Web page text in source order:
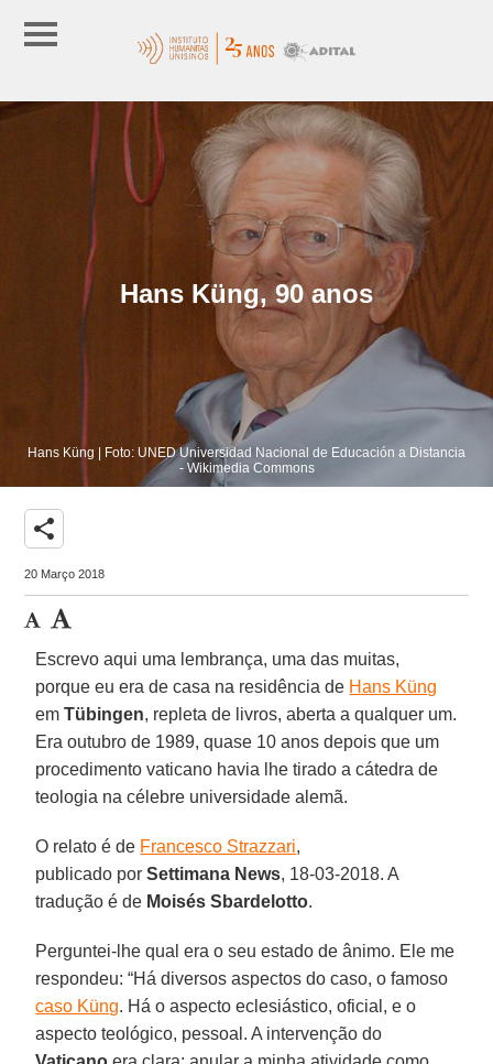
Hans Küng, 90 anos
Hans Küng | Foto: UNED Universidad Nacional de Educación a Distancia
- Wikimedia Commons
share
20 Março 2018
Escrevo aqui uma lembrança, uma das muitas,
porque eu era de casa na residência de Hans Küng
emTübingen, repleta de livros, aberta a qualquer um.
Era outubro de 1989, quase 10 anos depois que um
procedimento vaticano havia lhe tirado a cátedra de
teologia na célebre universidade alemã.
O relato é de Francesco Strazzari,
publicado porSettimana News, 18-03-2018. A
tradução é de Moisés Sbardelotto.
Perguntei-lhe qual era o seu estado de ânimo. Ele me
respondeu: “Há diversos aspectos do caso, o famoso
caso Küng. Há o aspecto eclesiástico, oficial, e o
aspecto teológico, pessoal. A intervenção do